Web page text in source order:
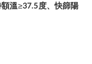
溫≥37.5度、快篩陽